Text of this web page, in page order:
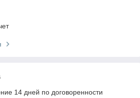
14 дней по договоренности